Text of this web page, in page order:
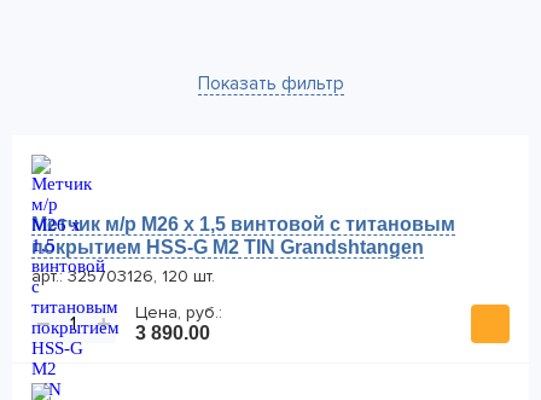
Показать фильтр
Метчик м/р М26 х 1,5 винтовой с титановым
покрытием HSS-G M2 TIN Grandshtangen
арт.: 325703126, 120 шт.
− +
Цена, руб.:
3 890.00